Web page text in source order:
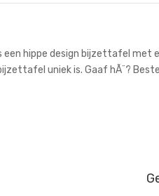
hippe design bijzettafel met
uniek is. Gaaf hÃ¨?